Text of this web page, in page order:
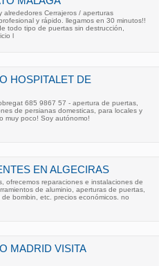
alrededores Cerrajeros / aperturas
y rápido. llegamos en 30 minutos!!
todo tipo de puertas sin destrucción,
l
HOSPITALET DE
685 9867 57 - apertura de puertas,
de persianas domesticas, para locales y
muy poco! Soy autónomo!
EN ALGECIRAS
ofrecemos reparaciones e instalaciones de
de aluminio, aperturas de puertas,
bombin, etc. precios económicos. no
MADRID VISITA